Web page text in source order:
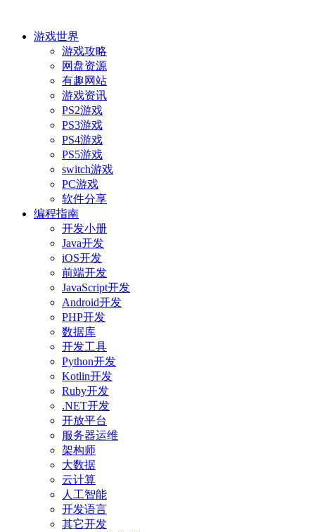
游戏世界
游戏攻略
网盘资源
有趣网站
游戏资讯
PS2游戏
PS3游戏
PS4游戏
PS5游戏
switch游戏
PC游戏
软件分享
编程指南
开发小册
Java开发
iOS开发
前端开发
JavaScript开发
Android开发
PHP开发
数据库
开发工具
Python开发
Kotlin开发
Ruby开发
.NET开发
开放平台
服务器运维
架构师
大数据
云计算
人工智能
开发语言
其它开发